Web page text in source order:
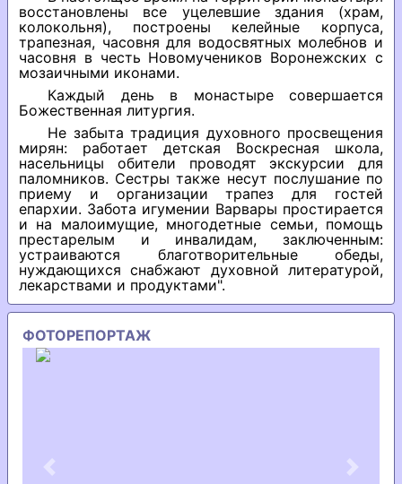
восстановлены все уцелевшие здания (храм,
колокольня), построены келейные корпуса,
трапезная, часовня для водосвятных молебнов и
часовня в честь Новомучеников Воронежских с
мозаичными иконами.
Каждый день в монастыре совершается
Божественная литургия.
Не забыта традиция духовного просвещения
мирян: работает детская Воскресная школа,
насельницы обители проводят экскурсии для
паломников. Сестры также несут послушание по
приему и организации трапез для гостей
епархии. Забота игумении Варвары простирается
и на малоимущие, многодетные семьи, помощь
престарелым и инвалидам, заключенным:
устраиваются благотворительные обеды,
нуждающихся снабжают духовной литературой,
лекарствами и продуктами".
ФОТОРЕПОРТАЖ
Previous Next